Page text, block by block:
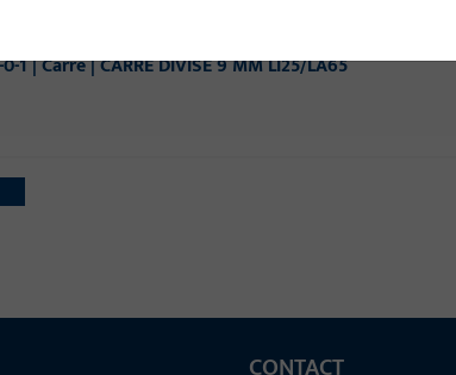
1 | Carré | CARRE DIVISE 9 MM LI25/LA65